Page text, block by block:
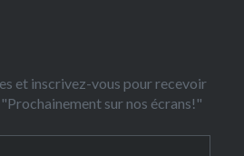
et inscrivez-vous pour recevoir
sur nos écrans!"